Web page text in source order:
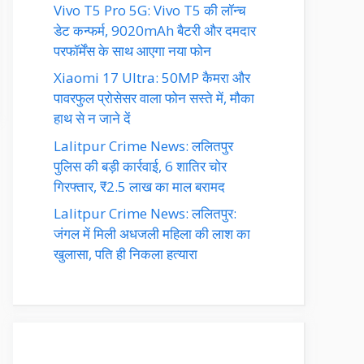
Vivo T5 Pro 5G: Vivo T5 की लॉन्च
डेट कन्फर्म, 9020mAh बैटरी और दमदार
परफॉर्मेंस के साथ आएगा नया फोन
Xiaomi 17 Ultra: 50MP कैमरा और
पावरफुल प्रोसेसर वाला फोन सस्ते में, मौका
हाथ से न जाने दें
Lalitpur Crime News: ललितपुर
पुलिस की बड़ी कार्रवाई, 6 शातिर चोर
गिरफ्तार, ₹2.5 लाख का माल बरामद
Lalitpur Crime News: ललितपुर:
जंगल में मिली अधजली महिला की लाश का
खुलासा, पति ही निकला हत्यारा